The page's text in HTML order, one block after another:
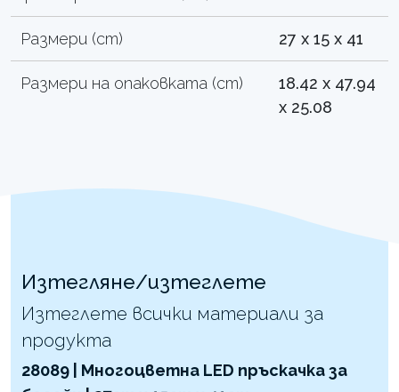
Размери (cm) 27 x 15 x 41
Размери на опаковката (cm)
18.42 x 47.94
x 25.08
Изтегляне/изтеглете
Изтеглете всички материали за
продукта
28089 | Многоцветна LED пръскачка за